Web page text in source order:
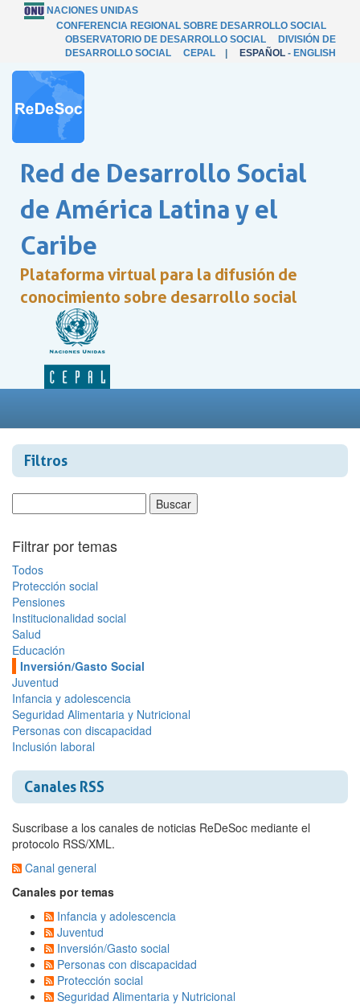
NACIONES UNIDAS
CONFERENCIA REGIONAL SOBRE DESARROLLO SOCIAL
OBSERVATORIO DE DESARROLLO SOCIAL
DIVISIÓN DE
DESARROLLO SOCIAL
CEPAL ESPAÑOL - ENGLISH
Red de Desarrollo Social
de América Latina y el
Caribe
Plataforma virtual para la difusión de
conocimiento sobre desarrollo social
Filtros
Filtrar por temas
Todos
Protección social
Pensiones
Institucionalidad social
Salud
Educación
Inversión/Gasto Social
Juventud
Infancia y adolescencia
Seguridad Alimentaria y Nutricional
Personas con discapacidad
Inclusión laboral
Canales RSS
Suscribase a los canales de noticias ReDeSoc mediante el
protocolo RSS/XML.
Canal general
Canales por temas
Infancia y adolescencia
Juventud
Inversión/Gasto social
Personas con discapacidad
Protección social
Seguridad Alimentaria y Nutricional